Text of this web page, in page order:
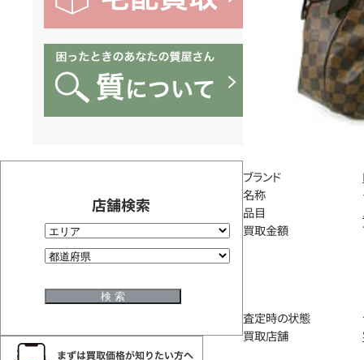
店舗検索
ブランド
名称
品目
買取金額
査定時の状態
買取店舗